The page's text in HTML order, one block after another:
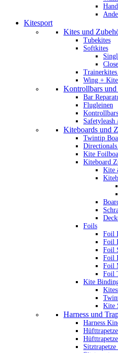
Kitesport
Kites und
Tubekites
Softkites
Wing +
Kontrollbars
Bar
Flugleinen
Kontrollbars
Safetyleash
Kiteboards und
Twintip
Kite
Kiteboard
Kite
Foils
Foil
Foil
Foil
Foil
Foil
Foil
Kite
Kite
Harness und
Harness
Sitztrapetze